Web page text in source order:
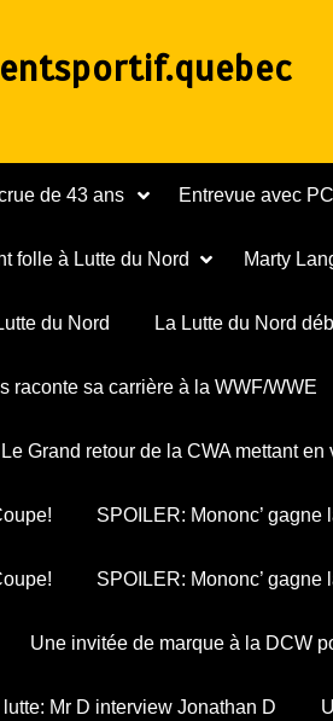
de 43 ans Entrevue avec
folle à Lutte du Nord Marty
du Nord La Lutte du Nord
raconte sa carrière à la WWF/WWE
Le Grand retour de la CWA mettant
SPOILER: Mononc’ gagne
SPOILER: Mononc’ gagne
Une invitée de marque à la DCW
Mr D interview Jonathan D